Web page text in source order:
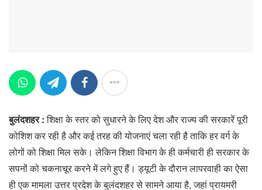
बुलंदशहर :शिक्षा के स्तर को सुधारने के लिए देश और राज्य की सरकारें पूरी
कोशिश कर रही है और कई तरह की योजनाएं चला रही है ताकि हर वर्ग के
लोगों को शिक्षा मिल सके। लेकिन​ शिक्षा विभाग के ही कर्मचारी ही सरकार के
सपनों को चकनाचूर करने में लगे हुए हैं। ड्यूटी के दौरान लापरवाही का ऐसा
ही एक मामला उत्तर प्रदेश के बुलंदशहर से सामने आया है, जहां प्रायमरी